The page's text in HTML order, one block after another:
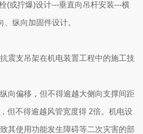
(或拧爆)设计---垂直向吊杆安装---横
纵向加固件设计。
震支吊架在机电装置工程中的施工技
向偏移，但不得逾越大侧向支撑间距
但不得逾越风管宽度得 2倍。机电设
其使用功能发生障碍等二次灾害的部